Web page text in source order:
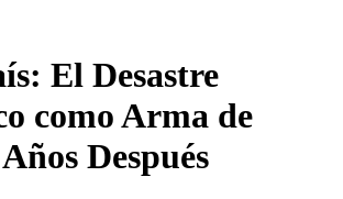
El Desastre
como Arma de
Después